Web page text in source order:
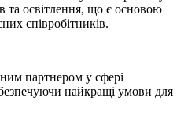
та освітлення, що є основою
співробітників.
партнером у сфері
найкращі умови для